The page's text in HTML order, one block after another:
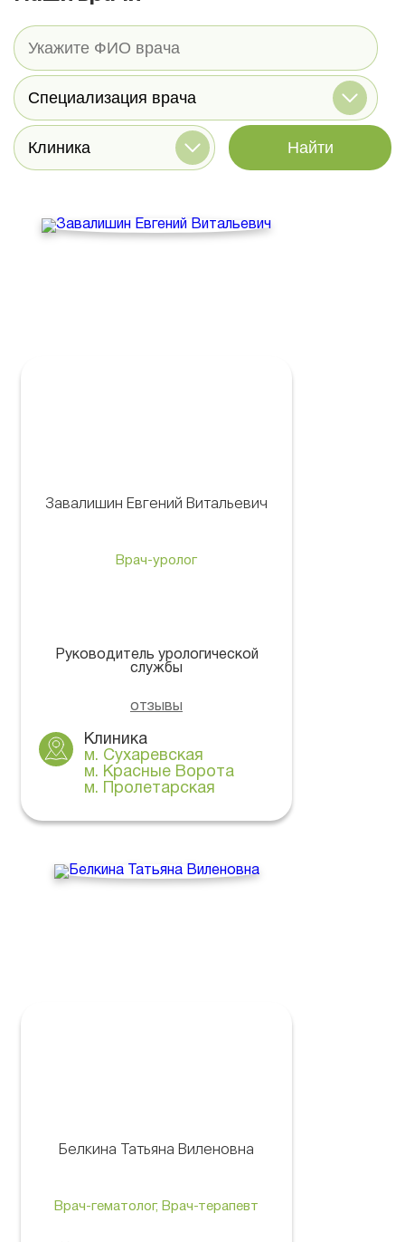
Завалишин Евгений Витальевич
Врач-уролог
Руководитель урологической
службы
отзывы
Клиника
м. Сухаревская
м. Красные Ворота
м. Пролетарская
Белкина Татьяна Виленовна
Врач-гематолог, Врач-терапевт